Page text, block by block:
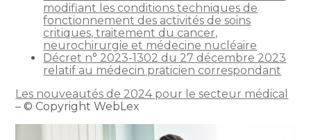
modifiant les conditions techniques de
fonctionnement des activités de soins
critiques, traitement du cancer,
neurochirurgie et médecine nucléaire
Décret n° 2023-1302 du 27 décembre 2023
relatif au médecin praticien correspondant
Les nouveautés de 2024 pour le secteur médical
– © Copyright WebLex